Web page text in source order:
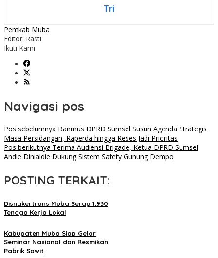
Tri
Pemkab Muba
Editor: Rasti
Ikuti Kami
Navigasi pos
Pos sebelumnya Banmus DPRD Sumsel Susun Agenda Strategis
Masa Persidangan, Raperda hingga Reses Jadi Prioritas
Pos berikutnya Terima Audiensi Brigade, Ketua DPRD Sumsel
Andie Dinialdie Dukung Sistem Safety Gunung Dempo
POSTING TERKAIT:
Disnakertrans Muba Serap 1.930
Tenaga Kerja Lokal
Kabupaten Muba Siap Gelar
Seminar Nasional dan Resmikan
Pabrik Sawit